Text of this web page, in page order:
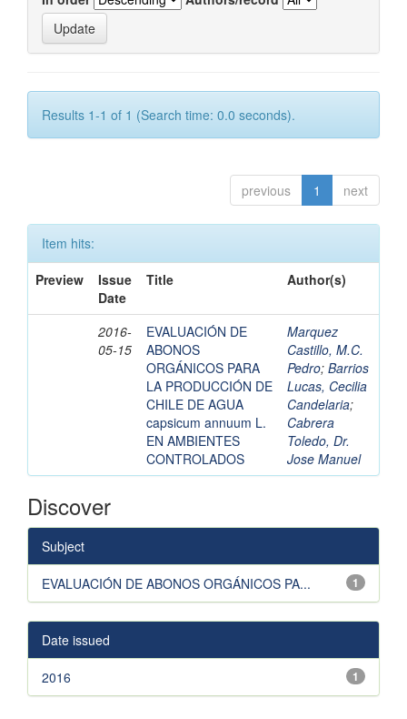
Results 1-1 of 1 (Search time: 0.0 seconds).
previous 1 next
Item hits:
Preview
Issue
Date
Title Author(s)
2016-
05-15
EVALUACIÓN DE
ABONOS
ORGÁNICOS PARA
LA PRODUCCIÓN DE
CHILE DE AGUA
capsicum annuum L.
EN AMBIENTES
CONTROLADOS
Marquez
Castillo, M.C.
Pedro; Barrios
Lucas, Cecilia
Candelaria;
Cabrera
Toledo, Dr.
Jose Manuel
Discover
Subject
1
EVALUACIÓN DE ABONOS ORGÁNICOS PA...
Date issued
1
2016